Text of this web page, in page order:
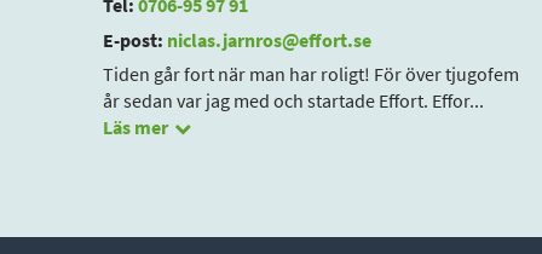
E-post: niclas.jarnros@effort.se
Tiden går fort när man har roligt! För över tjugofem
år sedan var jag med och startade Effort. Effor...
Läs mer